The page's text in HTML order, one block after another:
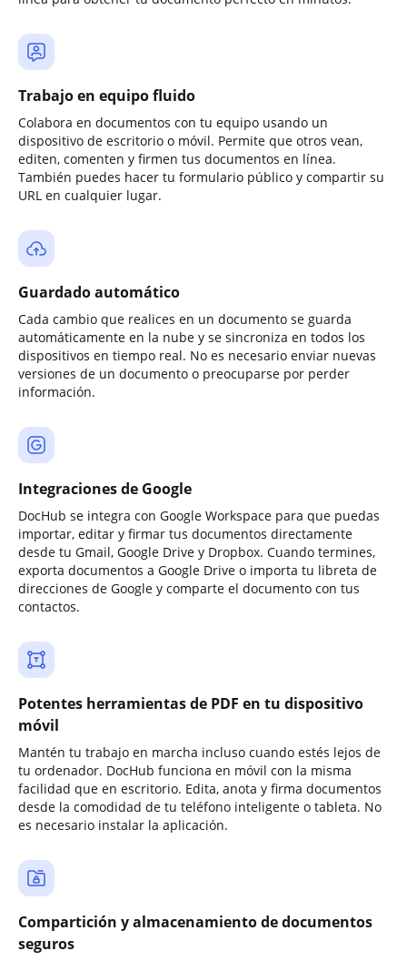
Trabajo en equipo fluido
Colabora en documentos con tu equipo usando un
dispositivo de escritorio o móvil. Permite que otros vean,
editen, comenten y firmen tus documentos en línea.
También puedes hacer tu formulario público y compartir su
URL en cualquier lugar.
Guardado automático
Cada cambio que realices en un documento se guarda
automáticamente en la nube y se sincroniza en todos los
dispositivos en tiempo real. No es necesario enviar nuevas
versiones de un documento o preocuparse por perder
información.
Integraciones de Google
DocHub se integra con Google Workspace para que puedas
importar, editar y firmar tus documentos directamente
desde tu Gmail, Google Drive y Dropbox. Cuando termines,
exporta documentos a Google Drive o importa tu libreta de
direcciones de Google y comparte el documento con tus
contactos.
Potentes herramientas de PDF en tu dispositivo
móvil
Mantén tu trabajo en marcha incluso cuando estés lejos de
tu ordenador. DocHub funciona en móvil con la misma
facilidad que en escritorio. Edita, anota y firma documentos
desde la comodidad de tu teléfono inteligente o tableta. No
es necesario instalar la aplicación.
Compartición y almacenamiento de documentos
seguros